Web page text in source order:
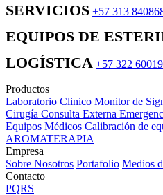
SERVICIOS +57 313
EQUIPOS DE
LOGÍSTICA +57 322
Productos
Laboratorio Clinico Monitor de
Cirugía Consulta Externa
Equipos Médicos Calibración de
AROMATERAPIA
Empresa
Sobre Nosotros Portafolio Medios
Contacto
PQRS